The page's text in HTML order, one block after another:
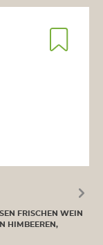
FRISCHEN WEIN
HIMBEEREN,